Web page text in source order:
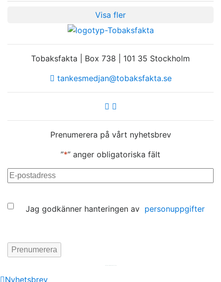
Visa fler
Tobaksfakta | Box 738 | 101 35 Stockholm
tankesmedjan@tobaksfakta.se
Prenumerera på vårt nyhetsbrev
”*” anger obligatoriska fält
post*
Samtycke
Jag godkänner hanteringen av personuppgifter
Nyhetsbrev